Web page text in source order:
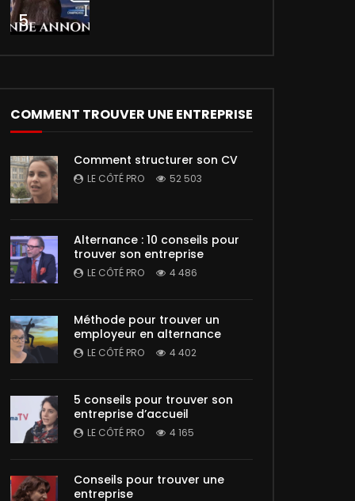
5
COMMENT TROUVER UNE ENTREPRISE
Comment structurer son CV
LE CÔTÉ PRO 52 503
Alternance : 10 conseils pour
trouver son entreprise
LE CÔTÉ PRO 4 486
Méthode pour trouver un
employeur en alternance
LE CÔTÉ PRO 4 402
5 conseils pour trouver son
entreprise d’accueil
LE CÔTÉ PRO 4 165
Conseils pour trouver une
entreprise